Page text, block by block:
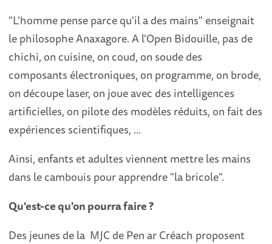
"L'homme pense parce qu'il a des mains" enseignait
le philosophe Anaxagore. A l'Open Bidouille, pas de
chichi, on cuisine, on coud, on soude des
composants électroniques, on programme, on brode,
on découpe laser, on joue avec des intelligences
artificielles, on pilote des modèles réduits, on fait des
expériences scientifiques, ...
Ainsi, enfants et adultes viennent mettre les mains
dans le cambouis pour apprendre "la bricole".
Qu'est-ce qu'on pourra faire ?
Des jeunes de la MJC de Pen ar Créach proposent